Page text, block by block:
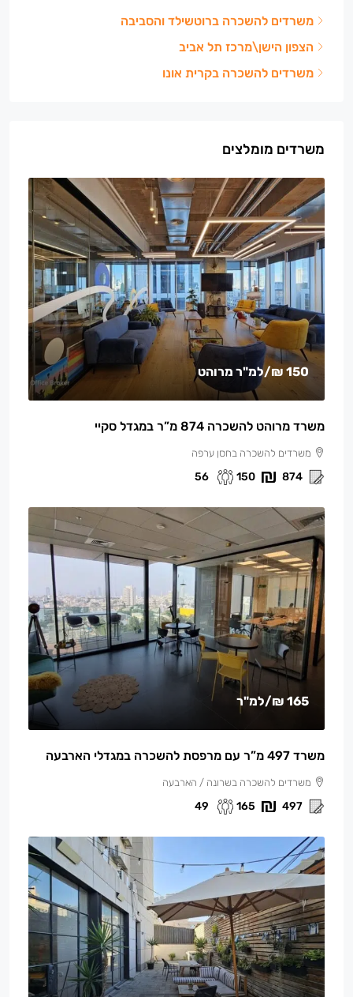
משרדים להשכרה ברוטשילד והסביבה
הצפון הישן\מרכז תל אביב
משרדים להשכרה בקרית אונו
משרדים מומלצים
150 ₪ /למ"ר מרוהט
משרד מרוהט להשכרה 874 מ”ר במגדל סקיי
משרדים להשכרה בחסן ערפה
874
150
56
165 ₪ /למ"ר
משרד 497 מ”ר עם מרפסת להשכרה במגדלי הארבעה
משרדים להשכרה בשרונה / הארבעה
497
165
49